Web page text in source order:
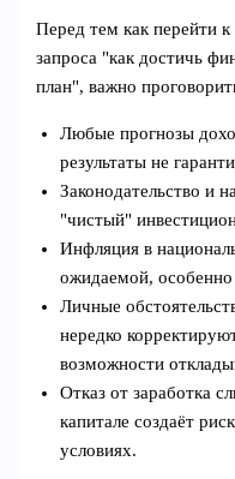
Перед тем как перейти
запроса "как достичь
план", важно
Любые прогнозы
результаты не
Законодательство и
"чистый"
Инфляция в
ожидаемой,
Личные
нередко
возможности
Отказ от заработка
капитале создаёт
условиях.